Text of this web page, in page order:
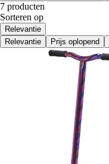
7 producten
Sorteren op
Relevantie
Relevantie
Prijs oplopend